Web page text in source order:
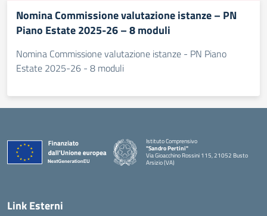
Nomina Commissione valutazione istanze – PN
Piano Estate 2025-26 – 8 moduli
Nomina Commissione valutazione istanze - PN Piano
Estate 2025-26 - 8 moduli
Istituto Comprensivo
"Sandro Pertini"
Via Gioacchino Rossini 115, 21052 Busto
Arsizio (VA)
Link Esterni